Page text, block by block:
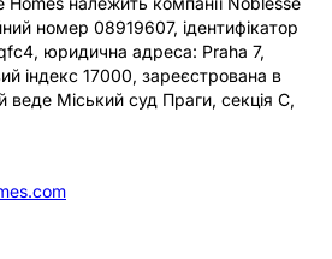
номер 08919607, ідентифікатор
юридична адреса: Praha 7,
індекс 17000, зареєстрована в
веде Міський суд Праги, секція C,